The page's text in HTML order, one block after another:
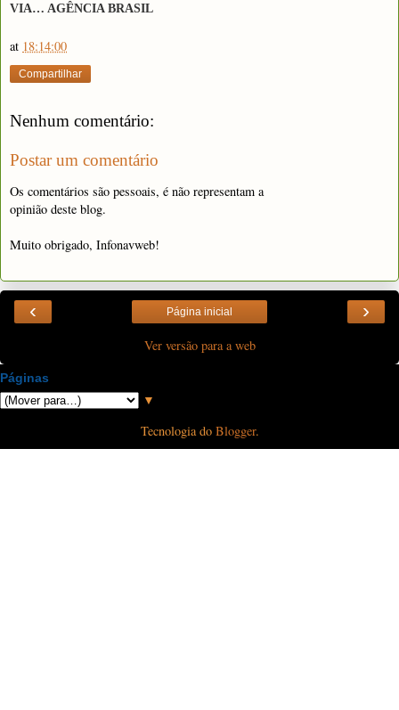
VIA… AGÊNCIA BRASIL
at 18:14:00
Compartilhar
Nenhum comentário:
Postar um comentário
Os comentários são pessoais, é não representam a
opinião deste blog.
Muito obrigado, Infonavweb!
‹ ›
Página inicial
Ver versão para a web
Páginas
▼
Tecnologia do Blogger.